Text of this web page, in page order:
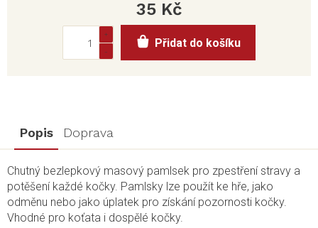
35 Kč
cena:
Přidat do košíku
Popis Doprava
Chutný bezlepkový masový pamlsek pro zpestření stravy a
potěšení každé kočky. Pamlsky lze použít ke hře, jako
odměnu nebo jako úplatek pro získání pozornosti kočky.
Vhodné pro koťata i dospělé kočky.